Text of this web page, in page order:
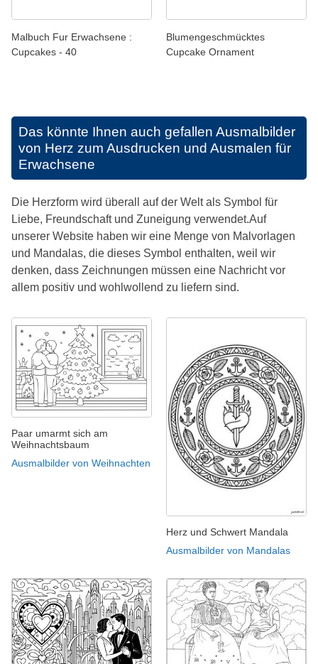
Malbuch Fur Erwachsene :
Cupcakes - 40
Blumengeschmücktes
Cupcake Ornament
Das könnte Ihnen auch gefallen Ausmalbilder
von Herz zum Ausdrucken und Ausmalen für
Erwachsene
Die Herzform wird überall auf der Welt als Symbol für
Liebe, Freundschaft und Zuneigung verwendet.Auf
unserer Website haben wir eine Menge von Malvorlagen
und Mandalas, die dieses Symbol enthalten, weil wir
denken, dass Zeichnungen müssen eine Nachricht vor
allem positiv und wohlwollend zu liefern sind.
Paar umarmt sich am
Weihnachtsbaum
Ausmalbilder von Weihnachten
Herz und Schwert Mandala
Ausmalbilder von Mandalas